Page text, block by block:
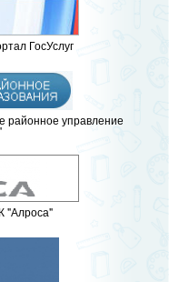
ГосУслуг
управление
"Алроса"